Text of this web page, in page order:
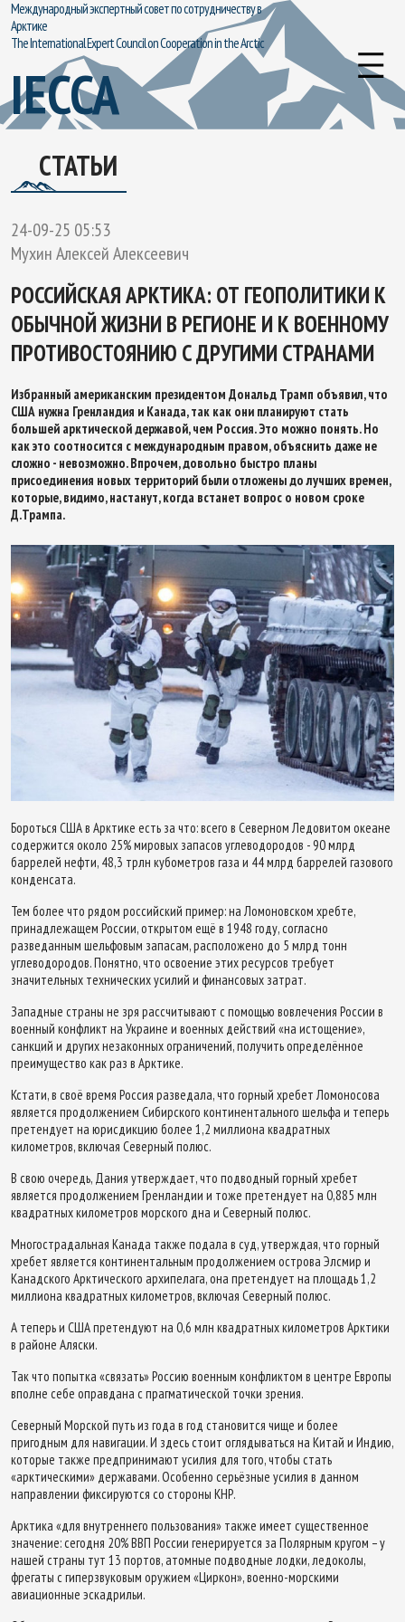
Международный экспертный совет по сотрудничеству в
Арктике
The International Expert Council on Cooperation in the Arctic
IECCA
СТАТЬИ
24-09-25 05:53
Мухин Алексей Алексеевич
РОССИЙСКАЯ АРКТИКА: ОТ ГЕОПОЛИТИКИ К
ОБЫЧНОЙ ЖИЗНИ В РЕГИОНЕ И К ВОЕННОМУ
ПРОТИВОСТОЯНИЮ С ДРУГИМИ СТРАНАМИ
Избранный американским президентом Дональд Трамп объявил, что
США нужна Гренландия и Канада, так как они планируют стать
большей арктической державой, чем Россия. Это можно понять. Но
как это соотносится с международным правом, объяснить даже не
сложно - невозможно. Впрочем, довольно быстро планы
присоединения новых территорий были отложены до лучших времен,
которые, видимо, настанут, когда встанет вопрос о новом сроке
Д.Трампа.
Бороться США в Арктике есть за что: всего в Северном Ледовитом океане
содержится около 25% мировых запасов углеводородов - 90 млрд
баррелей нефти, 48,3 трлн кубометров газа и 44 млрд баррелей газового
конденсата.
Тем более что рядом российский пример: на Ломоновском хребте,
принадлежащем России, открытом ещё в 1948 году, согласно
разведанным шельфовым запасам, расположено до 5 млрд тонн
углеводородов. Понятно, что освоение этих ресурсов требует
значительных технических усилий и финансовых затрат.
Западные страны не зря рассчитывают с помощью вовлечения России в
военный конфликт на Украине и военных действий «на истощение»,
санкций и других незаконных ограничений, получить определённое
преимущество как раз в Арктике.
Кстати, в своё время Россия разведала, что горный хребет Ломоносова
является продолжением Сибирского континентального шельфа и теперь
претендует на юрисдикцию более 1,2 миллиона квадратных
километров, включая Северный полюс.
В свою очередь, Дания утверждает, что подводный горный хребет
является продолжением Гренландии и тоже претендует на 0,885 млн
квадратных километров морского дна и Северный полюс.
Многострадальная Канада также подала в суд, утверждая, что горный
хребет является континентальным продолжением острова Элсмир и
Канадского Арктического архипелага, она претендует на площадь 1,2
миллиона квадратных километров, включая Северный полюс.
А теперь и США претендуют на 0,6 млн квадратных километров Арктики
в районе Аляски.
Так что попытка «связать» Россию военным конфликтом в центре Европы
вполне себе оправдана с прагматической точки зрения.
Северный Морской путь из года в год становится чище и более
пригодным для навигации. И здесь стоит оглядываться на Китай и Индию,
которые также предпринимают усилия для того, чтобы стать
«арктическими» державами. Особенно серьёзные усилия в данном
направлении фиксируются со стороны КНР.
Арктика «для внутреннего пользования» также имеет существенное
значение: сегодня 20% ВВП России генерируется за Полярным кругом – у
нашей страны тут 13 портов, атомные подводные лодки, ледоколы,
фрегаты с гиперзвуковым оружием «Циркон», военно-морскими
авиационные эскадрильи.